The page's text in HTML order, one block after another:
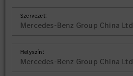
Szervezet:
Mercedes-Benz Group China
Helyszín:
Mercedes-Benz Group China